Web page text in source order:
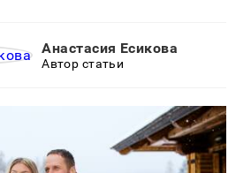
Анастасия Есикова
Автор статьи